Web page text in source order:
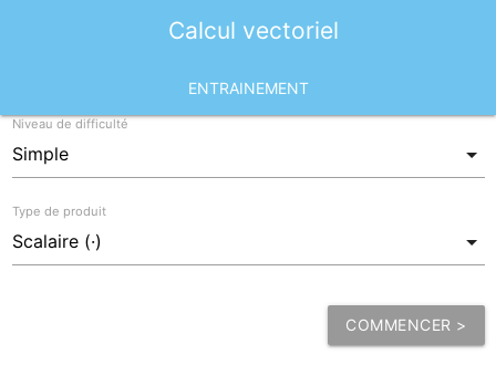
Calcul vectoriel
ENTRAINEMENT
Niveau de difficulté
Type de produit
COMMENCER >